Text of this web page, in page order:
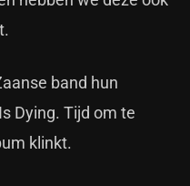
band hun
Dying. Tijd om te
klinkt.